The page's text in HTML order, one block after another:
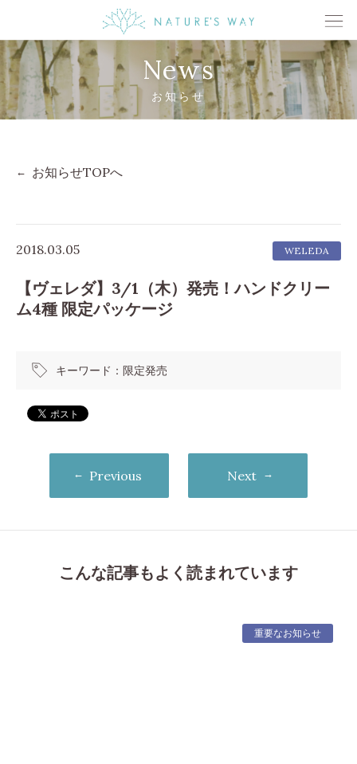
News
お知らせ
お知らせTOPへ
2018.03.05 WELEDA
【ヴェレダ】3/1（木）発売！ハンドクリー
ム4種 限定パッケージ
キーワード： 限定発売
Previous Next
こんな記事もよく読まれています
重要なお知らせ